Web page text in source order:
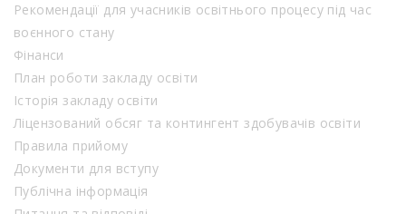
Рекомендації для учасників освітнього процесу під час
воєнного стану
Фінанси
План роботи закладу освіти
Історія закладу освіти
Ліцензований обсяг та контингент здобувачів освіти
Правила прийому
Документи для вступу
Публічна інформація